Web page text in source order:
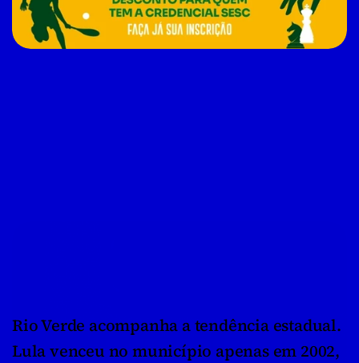
Rio Verde acompanha a tendência estadual.
Lula venceu no município apenas em 2002,